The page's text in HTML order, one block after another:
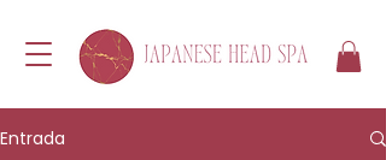
Entrada